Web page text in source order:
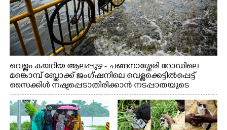
വെള്ളം കയറിയ ആലപ്പുഴ - ചങ്ങനാശ്ശേരി റോഡിലെ
മങ്കൊമ്പ് ബ്ലോക്ക് ജംഗ്ഷനിലെ വെള്ളക്കെട്ടിൽപ്പെട്ട്
സൈക്കിൾ നഷ്ടപ്പെടാതിരിക്കാൻ നടപ്പാതയുടെ
കൈവരിയിൽ കെട്ടിവച്ചിരിക്കുന്ന കാഴ്ച